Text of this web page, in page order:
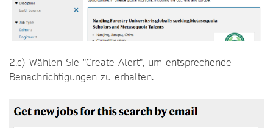
2.c) Wählen Sie "Create Alert", um entsprechende
Benachrichtigungen zu erhalten.